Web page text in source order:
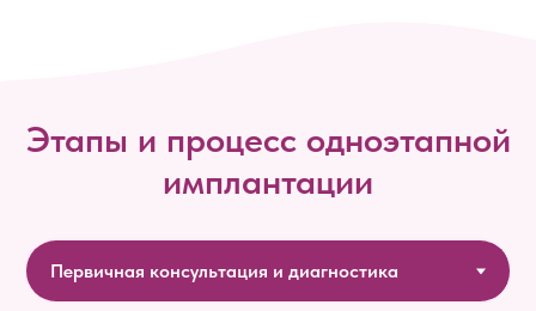
Этапы и процесс одноэтапной
имплантации